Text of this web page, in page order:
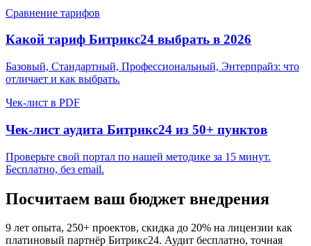
Сравнение тарифов
Какой тариф Битрикс24 выбрать в 2026
Базовый, Стандартный, Профессиональный, Энтерпрайз: что
отличает и как выбрать.
Чек-лист в PDF
Чек-лист аудита Битрикс24 из 50+ пунктов
Проверьте свой портал по нашей методике за 15 минут.
Бесплатно, без email.
Посчитаем ваш бюджет внедрения
9 лет опыта, 250+ проектов, скидка до 20% на лицензии как
платиновый партнёр Битрикс24. Аудит бесплатно, точная